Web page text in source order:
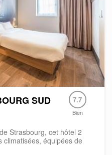
SUD
7.7
Bien
Strasbourg, cet hôtel 2
climatisées, équipées de